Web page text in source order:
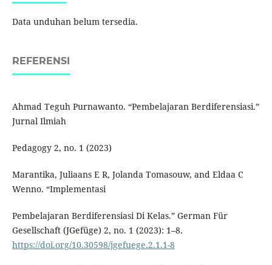
Data unduhan belum tersedia.
REFERENSI
Ahmad Teguh Purnawanto. “Pembelajaran Berdiferensiasi.”
Jurnal Ilmiah
Pedagogy 2, no. 1 (2023)
Marantika, Juliaans E R, Jolanda Tomasouw, and Eldaa C
Wenno. “Implementasi
Pembelajaran Berdiferensiasi Di Kelas.” German Für
Gesellschaft (JGefüge) 2, no. 1 (2023): 1–8.
https://doi.org/10.30598/jgefuege.2.1.1-8